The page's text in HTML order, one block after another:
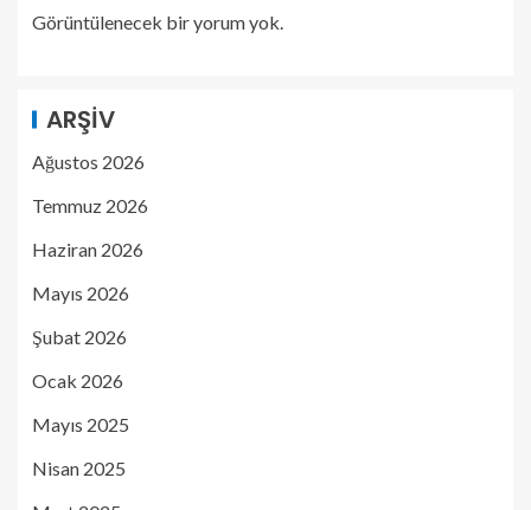
Görüntülenecek bir yorum yok.
ARŞIV
Ağustos 2026
Temmuz 2026
Haziran 2026
Mayıs 2026
Şubat 2026
Ocak 2026
Mayıs 2025
Nisan 2025